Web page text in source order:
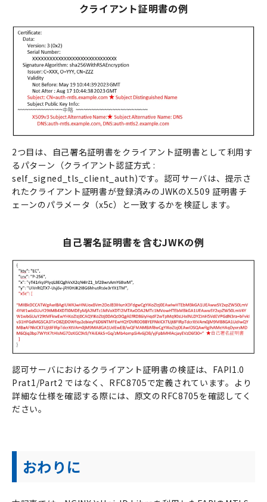
クライアント証明書の例
2つ目は、自己署名証明書をクライアント証明書として利用す
るパターン（クライアント認証方式 :
self_signed_tls_client_auth)です。認可サーバは、提示さ
れたクライアント証明書が登録済みのJWKのX.509 証明書チ
ェーンのパラメータ（x5c）と一致するかを検証します。
自己署名証明書を含むJWKの例
認可サーバにおけるクライアント証明書の検証は、FAPI1.0
Prat1/Part2 ではなく、RFC8705で定義されています。より
詳細な仕様を確認する際には、原文のRFC8705を確認してく
ださい。
おわりに